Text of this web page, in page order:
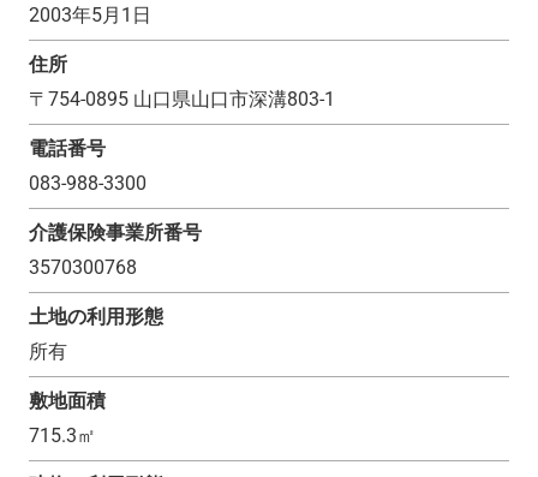
2003年5月1日
住所
〒 754-0895 山口県山口市深溝803-1
電話番号
083-988-3300
介護保険事業所番号
3570300768
土地の利用形態
所有
敷地面積
715.3㎡